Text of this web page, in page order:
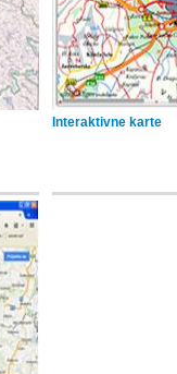
Interaktivne karte